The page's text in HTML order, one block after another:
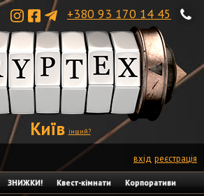
+380 93 170 14 45
Київ інший?
вхід реєстрація
ЗНИЖКИ! Квест-кімнати Корпоративи